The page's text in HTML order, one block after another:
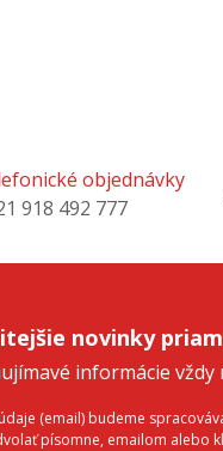
objednávky
918 492 777
novinky
informácie vždy
(email) budeme
písomne, emailom alebo